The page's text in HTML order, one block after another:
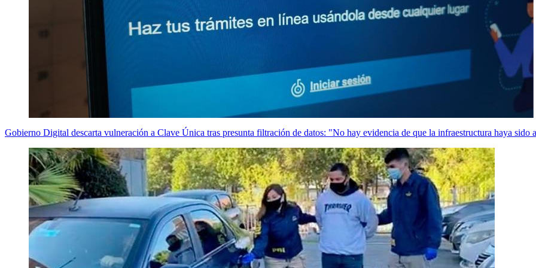
Gobierno Digital descarta vulneración a Clave Única tras presunta filtración de datos: "No hay evidencia de que la infraestructura haya sido